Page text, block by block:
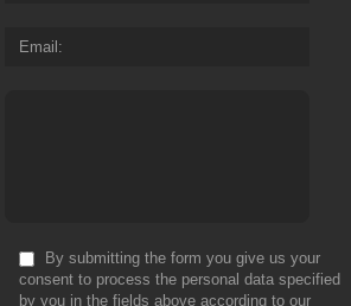
Email
By submitting the form you give us your
consent to process the personal data specified
by you in the fields above according to our